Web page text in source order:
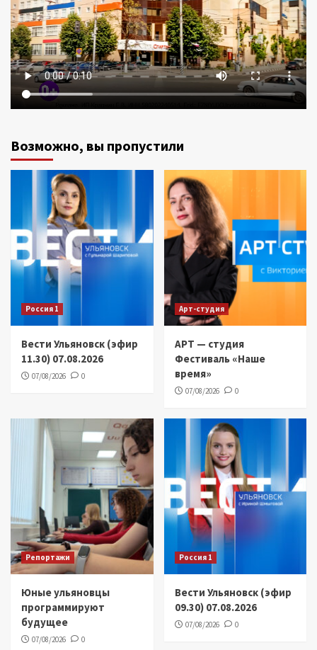
Возможно, вы пропустили
Россия 1
Вести Ульяновск (эфир
11.30) 07.08.2026
07/08/2026 0
Арт-студия
АРТ — студия
Фестиваль «Наше
время»
07/08/2026 0
Репортажи
Юные ульяновцы
программируют
будущее
07/08/2026 0
Россия 1
Вести Ульяновск (эфир
09.30) 07.08.2026
07/08/2026 0